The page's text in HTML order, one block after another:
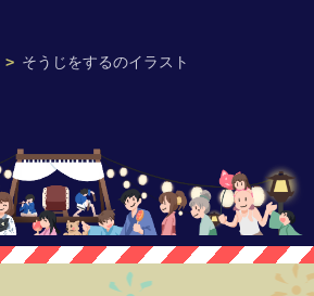
> そうじをするのイラスト